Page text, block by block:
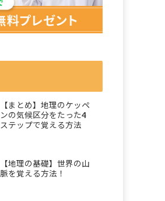
【まとめ】地理のケッペ
ンの気候区分をたった4
ステップで覚える方法
【地理の基礎】世界の山
脈を覚える方法！